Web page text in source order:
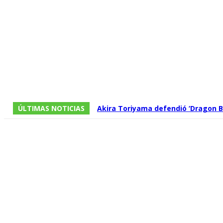
ÚLTIMAS NOTICIAS
Akira Toriyama defendió ‘Dragon